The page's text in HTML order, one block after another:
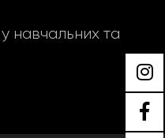
навчальних та